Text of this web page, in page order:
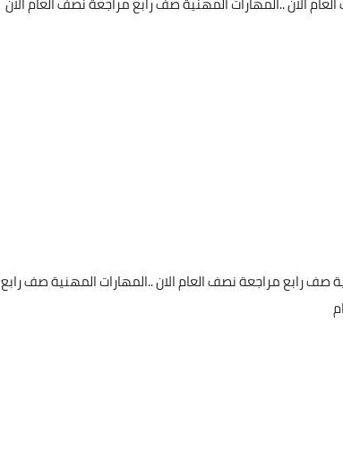
صف رابع مراجعة نصف العام الان ..المهارات المهنية صف رابع